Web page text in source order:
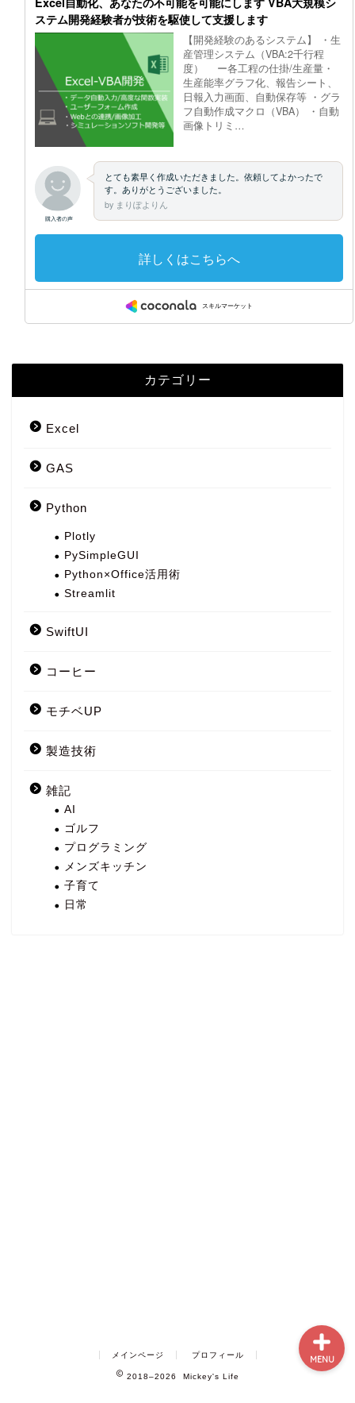
カテゴリー
Excel
GAS
Python
Plotly
PySimpleGUI
Python×Office活用術
Streamlit
SwiftUI
コーヒー
モチベUP
製造技術
雑記
AI
ゴルフ
プログラミング
メンズキッチン
子育て
日常
メインページ プロフィール
2018–2026 Mickey's Life
MENU